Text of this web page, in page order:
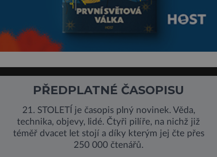
PŘEDPLATNÉ ČASOPISU
21. STOLETÍ je časopis plný novinek. Věda,
technika, objevy, lidé. Čtyři pilíře, na nichž již
téměř dvacet let stojí a díky kterým jej čte přes
250 000 čtenářů.